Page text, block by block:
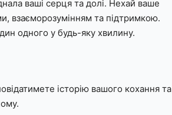
ваші серця та долі. Нехай ваше
взаєморозумінням та підтримкою.
одного у будь-яку хвилину.
історію вашого кохання та